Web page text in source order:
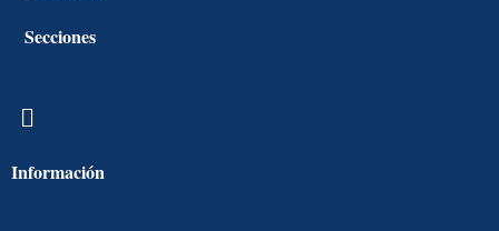
Secciones
Menú
Información